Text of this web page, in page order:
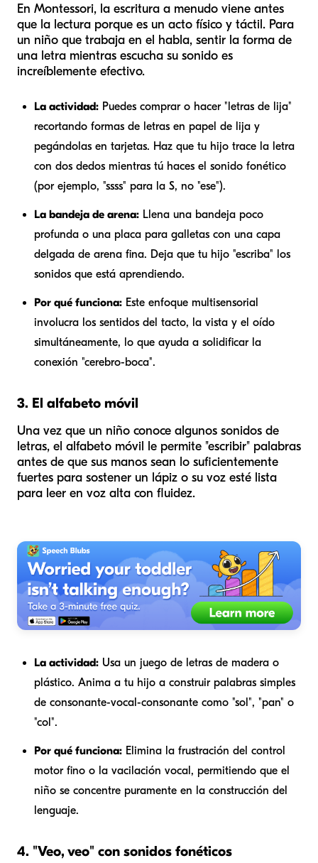
En Montessori, la escritura a menudo viene antes
que la lectura porque es un acto físico y táctil. Para
un niño que trabaja en el habla, sentir la forma de
una letra mientras escucha su sonido es
increíblemente efectivo.
La actividad: Puedes comprar o hacer "letras de lija"
recortando formas de letras en papel de lija y
pegándolas en tarjetas. Haz que tu hijo trace la letra
con dos dedos mientras tú haces el sonido fonético
(por ejemplo, "ssss" para la S, no "ese").
La bandeja de arena: Llena una bandeja poco
profunda o una placa para galletas con una capa
delgada de arena fina. Deja que tu hijo "escriba" los
sonidos que está aprendiendo.
Por qué funciona: Este enfoque multisensorial
involucra los sentidos del tacto, la vista y el oído
simultáneamente, lo que ayuda a solidificar la
conexión "cerebro-boca".
3. El alfabeto móvil
Una vez que un niño conoce algunos sonidos de
letras, el alfabeto móvil le permite "escribir" palabras
antes de que sus manos sean lo suficientemente
fuertes para sostener un lápiz o su voz esté lista
para leer en voz alta con fluidez.
La actividad: Usa un juego de letras de madera o
plástico. Anima a tu hijo a construir palabras simples
de consonante-vocal-consonante como "sol", "pan" o
"col".
Por qué funciona: Elimina la frustración del control
motor fino o la vacilación vocal, permitiendo que el
niño se concentre puramente en la construcción del
lenguaje.
4. "Veo, veo" con sonidos fonéticos